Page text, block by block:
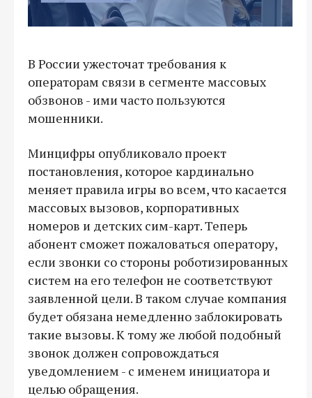
В России ужесточат требования к
операторам связи в сегменте массовых
обзвонов - ими часто пользуются
мошенники.
Минцифры опубликовало проект
постановления, которое кардинально
меняет правила игры во всем, что касается
массовых вызовов, корпоративных
номеров и детских сим-карт. Теперь
абонент сможет пожаловаться оператору,
если звонки со стороны роботизированных
систем на его телефон не соответствуют
заявленной цели. В таком случае компания
будет обязана немедленно заблокировать
такие вызовы. К тому же любой подобный
звонок должен сопровождаться
уведомлением - с именем инициатора и
целью обращения.